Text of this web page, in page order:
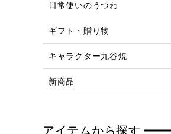
日常使いのうつわ
ギフト・贈り物
キャラクター九谷焼
新商品
アイテムから探す